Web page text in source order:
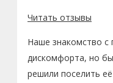
Читать отзывы
Наше знакомство с
дискомфорта, но
решили поселить